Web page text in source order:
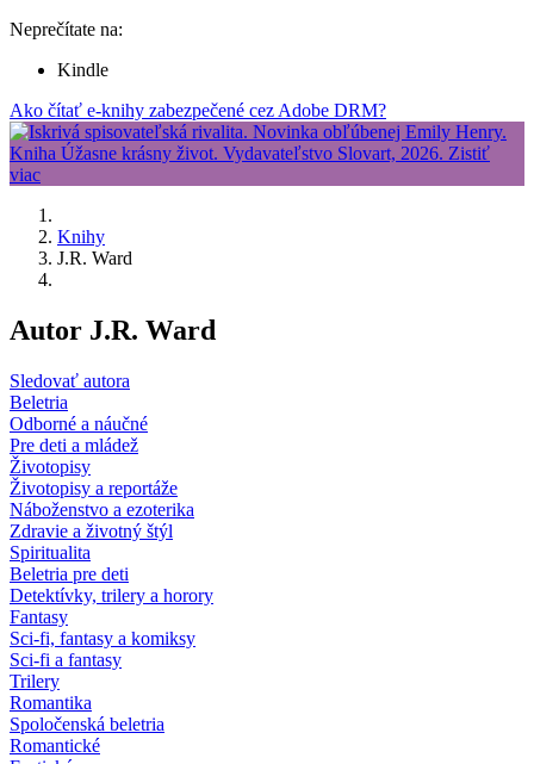
Neprečítate na:
Kindle
Ako čítať e-knihy zabezpečené cez Adobe DRM?
Knihy
J.R. Ward
Autor J.R. Ward
Sledovať autora
Beletria
Odborné a náučné
Pre deti a mládež
Životopisy
Životopisy a reportáže
Náboženstvo a ezoterika
Zdravie a životný štýl
Spiritualita
Beletria pre deti
Detektívky, trilery a horory
Fantasy
Sci-fi, fantasy a komiksy
Sci-fi a fantasy
Trilery
Romantika
Spoločenská beletria
Romantické